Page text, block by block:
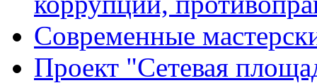
Современные
Проект "Сетевая